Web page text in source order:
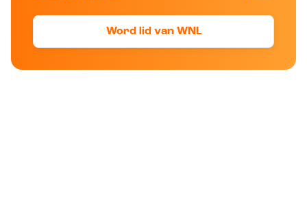
Word lid van WNL